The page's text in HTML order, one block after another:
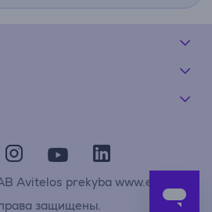
Avitelos prekyba www.elesen.lt
защищены.